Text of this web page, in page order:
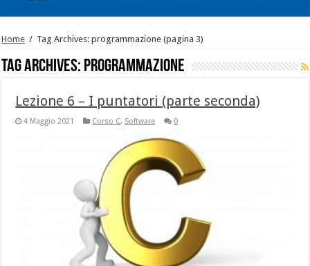
Home / Tag Archives: programmazione (pagina 3)
Tag Archives: programmazione
Lezione 6 – I puntatori (parte seconda)
4 Maggio 2021 Corso C, Software 0